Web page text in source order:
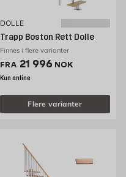
DOLLE
Trapp Boston Rett Dolle
Finnes i flere varianter
FRA Pris 21996 NOK /stk
21 996 NOK
Kun online
Flere varianter